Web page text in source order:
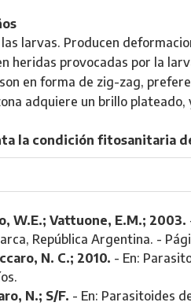
larvas. Producen
heridas provocadas por la
en forma de zig-zag,
adquiere un brillo
la condición fitosanitaria
W.E.; Vattuone, E.M.; 2003.
República Argentina. -
N. C.; 2010. - En:
N.; S/F. - En: Parasitoides